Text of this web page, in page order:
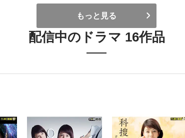
もっと見る
配信中のドラマ 16作品